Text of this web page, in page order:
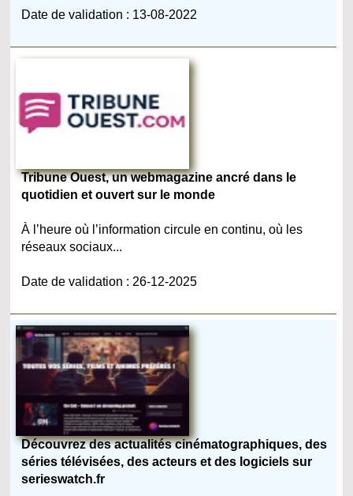
Date de validation : 13-08-2022
Tribune Ouest, un webmagazine ancré dans le
quotidien et ouvert sur le monde
À l’heure où l’information circule en continu, où les
réseaux sociaux...
Date de validation : 26-12-2025
Découvrez des actualités cinématographiques, des
séries télévisées, des acteurs et des logiciels sur
serieswatch.fr